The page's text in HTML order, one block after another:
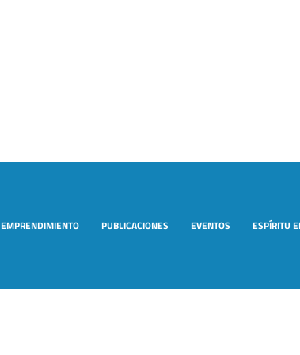
EMPRENDIMIENTO PUBLICACIONES EVENTOS ESPÍRITU